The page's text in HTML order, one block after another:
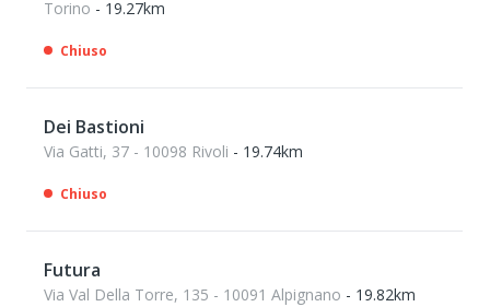
Torino - 19.27km
Chiuso
Dei Bastioni
Via Gatti, 37 - 10098 Rivoli - 19.74km
Chiuso
Futura
Via Val Della Torre, 135 - 10091 Alpignano - 19.82km